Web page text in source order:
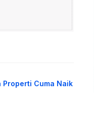
Cuma Naik